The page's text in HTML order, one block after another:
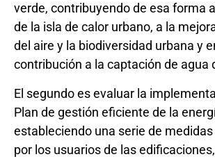
verde, contribuyendo de esa forma
de la isla de calor urbano, a la
del aire y la biodiversidad urbana y
contribución a la captación de agua
El segundo es evaluar la
Plan de gestión eficiente de la
estableciendo una serie de
por los usuarios de las